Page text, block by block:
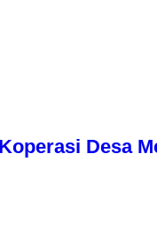
Desa